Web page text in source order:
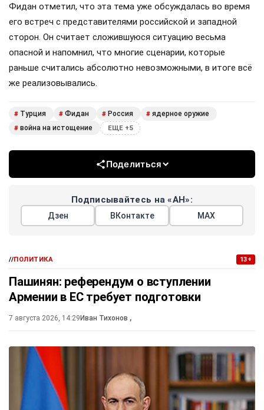
Фидан отметил, что эта тема уже обсуждалась во время
его встреч с представителями российской и западной
сторон. Он считает сложившуюся ситуацию весьма
опасной и напомнил, что многие сценарии, которые
раньше считались абсолютно невозможными, в итоге всё
же реализовывались.
# Турция # Фидан # Россия # ядерное оружие
# война на истощение ЕЩЕ +5
Поделиться
Подписывайтесь на «АН»:
Дзен ВКонтакте МАХ
//ПОЛИТИКА 13+
Пашинян: референдум о вступлении
Армении в ЕС требует подготовки
7 августа 2026, 14:29 Иван Тихонов ,